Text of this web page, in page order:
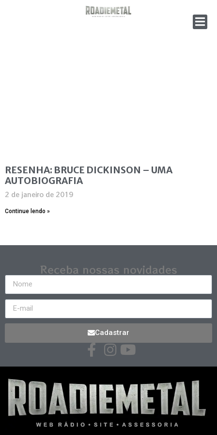
RESENHA: BRUCE DICKINSON – UMA
AUTOBIOGRAFIA
2 de janeiro de 2019
Continue lendo »
Receba nossas novidades
Cadastrar